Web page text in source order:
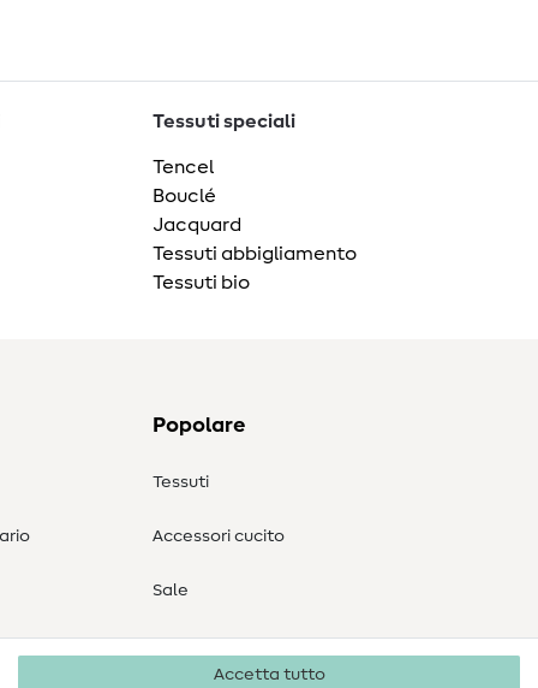
Tessuti speciali
Tencel
Bouclé
Jacquard
Tessuti abbigliamento
Tessuti bio
Popolare
Tessuti
Accessori cucito
Sale
Accetta tutto